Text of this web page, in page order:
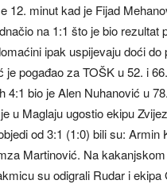
12. minut kad je Fijad
na 1:1 što je bio rezultat
ipak uspijevaju doći do
je pogađao za TOŠK u 52. i
4:1 bio je Alen Nuhanović u
u Maglaju ugostio ekipu
od 3:1 (1:0) bili su: Armin
Martinović. Na
su odigrali Rudar i ekipa